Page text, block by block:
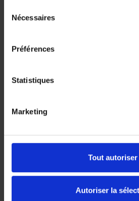
Nécessaires
Préférences
Statistiques
Marketing
Tout autoriser
Autoriser la
Madagascar, la
4x4 avec
baie d'Ankasy. L'île Rouge,
sanctuaire d'une faune et
monde, vous transportera
sur les sentiers de sa